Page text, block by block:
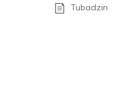
Tubadzin